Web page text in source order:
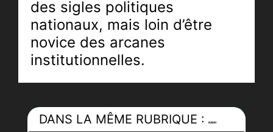
des sigles politiques
nationaux, mais loin d’être
novice des arcanes
institutionnelles.
Melgorienne, profondément
ancrée dans le territoire, elle
connaît de l’intérieur le
DANS LA MÊME RUBRIQUE :RADIO